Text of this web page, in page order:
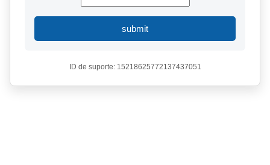
submit
ID de suporte: 15218625772137437051